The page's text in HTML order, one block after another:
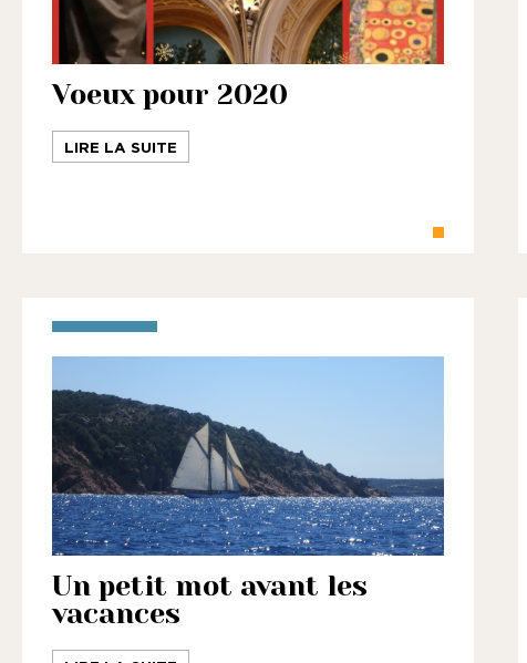
Voeux pour 2020
LIRE LA SUITE
Un petit mot avant les
vacances